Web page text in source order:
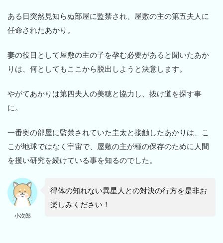
ある日突然見知らぬ部屋に監禁され、屋敷の主の第五夫人に
任命されたあかり。
妻の役目として屋敷の主の子を孕む必要があると聞いたあか
りは、何としてもここから脱出しようと決意します。
やがてあかりは第四夫人の美穂と協力し、抜け道を探す事
に。
一番奥の部屋に監禁されていた圭太と接触したあかりは、こ
こが地球ではなく宇宙で、屋敷の主が種の保存のために人間
を攫い研究を続けている事を知るのでした。
小次郎
得体の知れない異星人との対決の行方を是非お
楽しみください！